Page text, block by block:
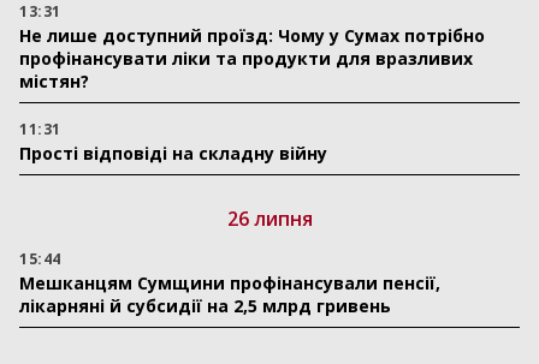
13:31
Не лише доступний проїзд: Чому у Сумах потрібно
профінансувати ліки та продукти для вразливих
містян?
11:31
Прості відповіді на складну війну
26 липня
15:44
Мешканцям Сумщини профінансували пенсії,
лікарняні й субсидії на 2,5 млрд гривень